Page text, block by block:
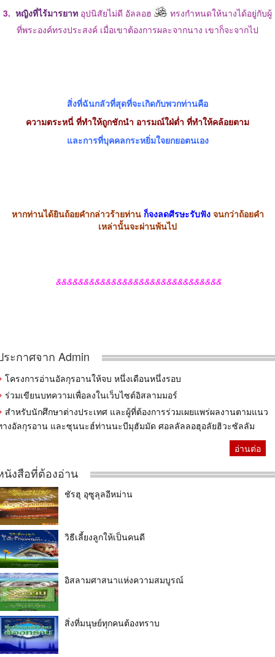
3. หญิงที่ไร้มารยาท อุปนิสัยไม่ดี อัลลอฮ
ทรงกำหนดให้นางได้อยู่กับผู้
ที่พระองค์ทรงประสงค์ เมื่อเขาต้องการผละจากนาง เขาก็จะจากไป
สิ่งที่ฉันกลัวที่สุดที่จะเกิดกับพวกท่านคือ
ความตระหนี่ ที่ทำให้ถูกชักนำ อารมณ์ใฝ่ต่ำ ที่ทำให้คล้อยตาม
และการที่บุคคลกระหยิ่มใจยกยอตนเอง
หากท่านได้ยินถ้อยคำกล่าวร้ายท่าน ก็จงลดศีรษะรับฟัง จนกว่าถ้อยคำ
เหล่านั้นจะผ่านพ้นไป
&&&&&&&&&&&&&&&&&&&&&&&&&&&&&&
ระกาศจาก Admin
โครงการอ่านอัลกุรอานให้จบ หนึ่งเดือนหนึ่งรอบ
ร่วมเขียนบทความเพื่อลงในเว็บไซต์อิสลามมอร์
สำหรับนักศึกษาต่างประเทศ และผู้ที่ต้องการร่วมเผยแพร่ผลงานตามแนว
างอัลกุรอาน และซุนนะฮ์ท่านนะบีมุฮัมมัด ศอลลัลลอฮุอลัยฮิวะซัลลัม
อ่านต่อ
นังสือที่ต้องอ่าน
ชัรฮุ อุซูลุลอีหม่าน
วิธีเลี้ยงลูกให้เป็นคนดี
อิสลามศาสนาแห่งความสมบูรณ์
สิ่งที่มนุษย์ทุกคนต้องทราบ